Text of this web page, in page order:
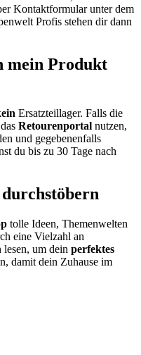
Kontaktformular unter dem
Profis stehen dir dann
mein Produkt
Ersatzteillager. Falls die
Retourenportal nutzen,
und gegebenenfalls
du bis zu 30 Tage nach
tolle Ideen, Themenwelten
eine Vielzahl an
um dein perfektes
damit dein Zuhause im